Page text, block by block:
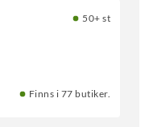
50+ st
Finns i 77 butiker.